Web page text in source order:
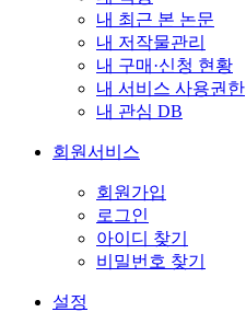
내 최근 본 논문
내 저작물관리
내 구매·신청 현황
내 서비스 사용권한
내 관심 DB
회원서비스
회원가입
로그인
아이디 찾기
비밀번호 찾기
설정